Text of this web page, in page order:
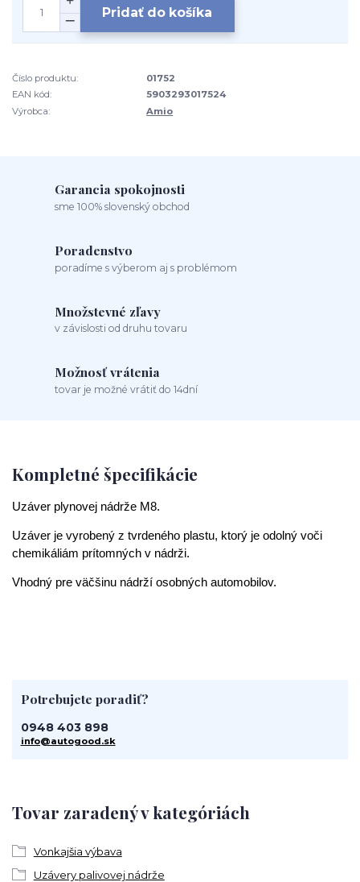
Pridať do košíka
Číslo produktu:
01752
EAN kód:
5903293017524
Výrobca:
Amio
Garancia spokojnosti
sme 100% slovenský obchod
Poradenstvo
poradíme s výberom aj s problémom
Množstevné zľavy
v závislosti od druhu tovaru
Možnosť vrátenia
tovar je možné vrátiť do 14dní
Kompletné špecifikácie
Uzáver plynovej nádrže M8.
Uzáver je vyrobený z tvrdeného plastu, ktorý je odolný voči
chemikáliám prítomných v nádrži.
Vhodný pre väčšinu nádrží osobných automobilov.
Tovar zaradený v kategóriách
Vonkajšia výbava
Uzávery palivovej nádrže
Potrebujete poradiť?
0948 403 898
info@autogood.sk